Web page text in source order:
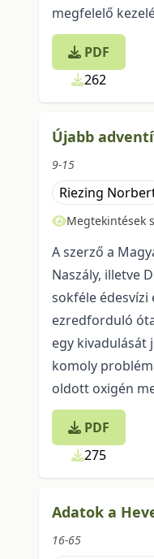
megfelelő
PDF
262
Újabb
9-15
Riezing
Megtekintések
A szerző a
Naszály, illetve
sokféle édesvízi
ezredforduló
egy kivadulását
komoly
oldott oxigén
PDF
275
Adatok a
16-65